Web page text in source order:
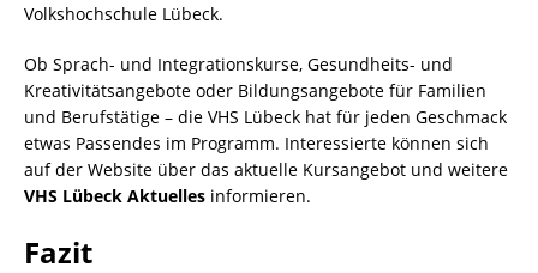
Volkshochschule Lübeck.
Ob Sprach- und Integrationskurse, Gesundheits- und
Kreativitätsangebote oder Bildungsangebote für Familien
und Berufstätige – die VHS Lübeck hat für jeden Geschmack
etwas Passendes im Programm. Interessierte können sich
auf der Website über das aktuelle Kursangebot und weitere
VHS Lübeck Aktuelles informieren.
Fazit